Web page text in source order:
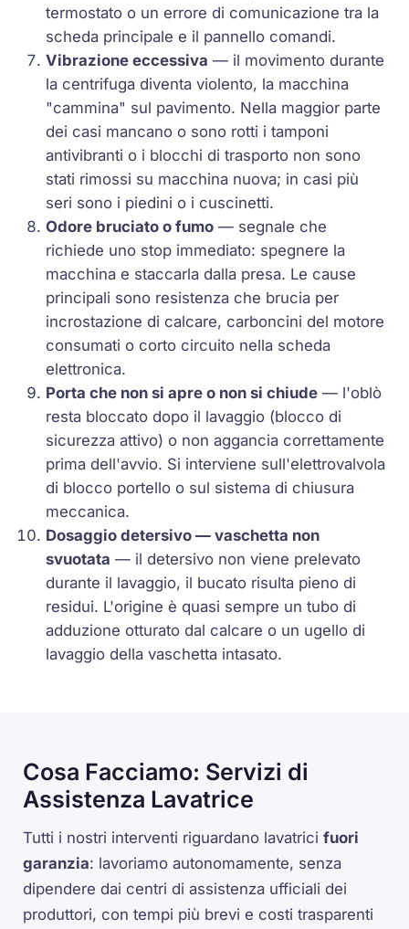
termostato o un errore di comunicazione tra la
scheda principale e il pannello comandi.
Vibrazione eccessiva — il movimento durante
la centrifuga diventa violento, la macchina
"cammina" sul pavimento. Nella maggior parte
dei casi mancano o sono rotti i tamponi
antivibranti o i blocchi di trasporto non sono
stati rimossi su macchina nuova; in casi più
seri sono i piedini o i cuscinetti.
Odore bruciato o fumo — segnale che
richiede uno stop immediato: spegnere la
macchina e staccarla dalla presa. Le cause
principali sono resistenza che brucia per
incrostazione di calcare, carboncini del motore
consumati o corto circuito nella scheda
elettronica.
Porta che non si apre o non si chiude — l'oblò
resta bloccato dopo il lavaggio (blocco di
sicurezza attivo) o non aggancia correttamente
prima dell'avvio. Si interviene sull'elettrovalvola
di blocco portello o sul sistema di chiusura
meccanica.
Dosaggio detersivo — vaschetta non
svuotata — il detersivo non viene prelevato
durante il lavaggio, il bucato risulta pieno di
residui. L'origine è quasi sempre un tubo di
adduzione otturato dal calcare o un ugello di
lavaggio della vaschetta intasato.
Cosa Facciamo: Servizi di
Assistenza Lavatrice
Tutti i nostri interventi riguardano lavatricifuori
garanzia: lavoriamo autonomamente, senza
dipendere dai centri di assistenza ufficiali dei
produttori, con tempi più brevi e costi trasparenti